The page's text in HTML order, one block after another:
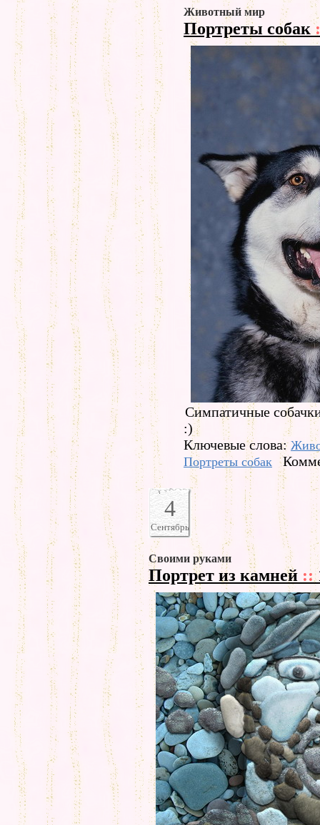
Животный мир
Портреты собак
Симпатичные
:)
Ключевые слова:
Портреты собак
4
Сентябрь
Своими руками
Портрет из камней ::